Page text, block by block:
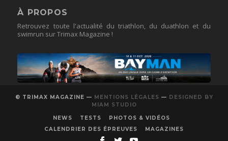
À PROPOS
Retrouvez toute l'actualité du triathlon, du duathlon et du
swimrun sur Trimax Magazine !
© TRIMAX MAGAZINE — MENTIONS LÉGALES — DESIGNED BY
MIAM STUDIO
NEWS
TESTS
PHOTOS & VIDÉOS
CALENDRIER DES ÉPREUVES
MAGAZINES